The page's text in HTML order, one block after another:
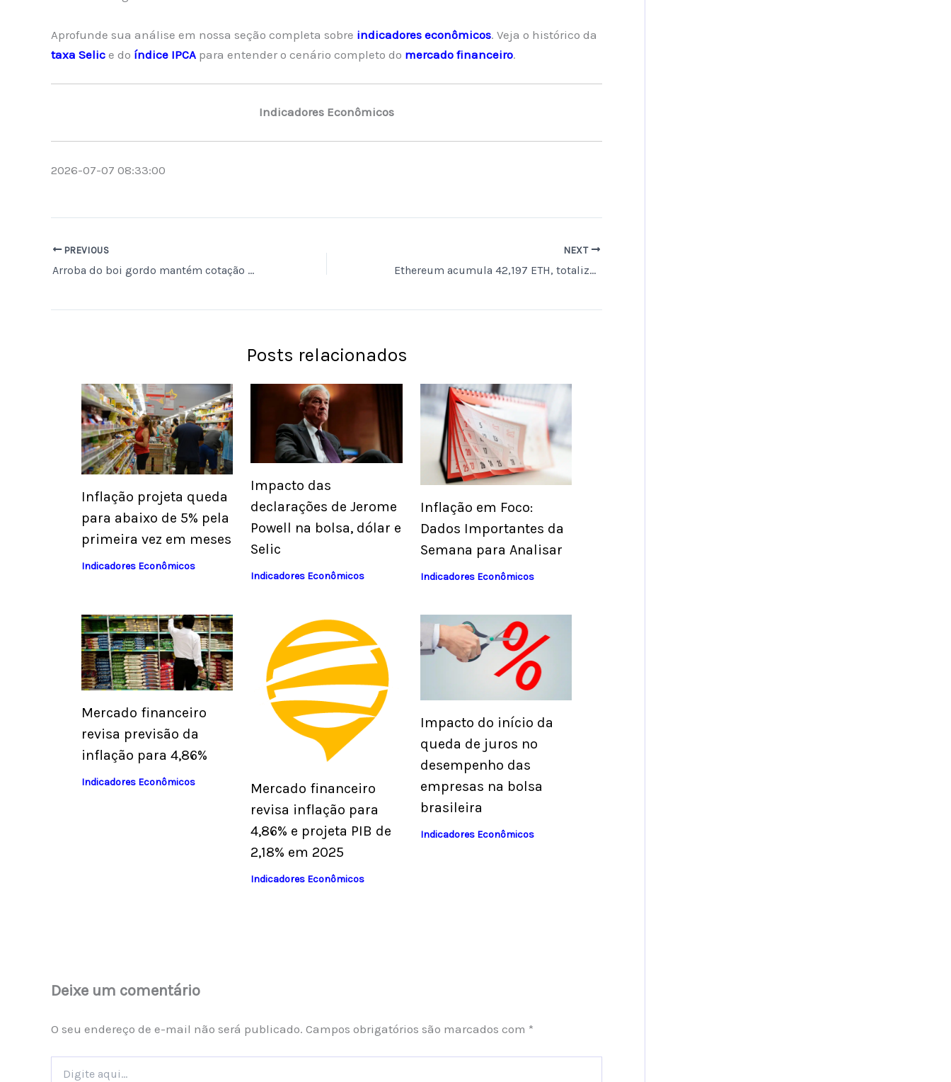
Aprofunde sua análise em nossa seção completa sobre indicadores econômicos. Veja o histórico da
taxa Selic e do índice IPCA para entender o cenário completo do mercado financeiro.
Indicadores Econômicos
2026-07-07 08:33:00
PREVIOUS
Arroba do boi gordo mantém cotação em R$ 325,50 em Campo Grande e R$ 324,50 em Dourados; queda de R$ 2,00 em Três Lagoas
NEXT
Ethereum acumula 42,197 ETH, totalizando 5.74 milhões ETH avaliados em aproximadamente US$ 10,3 bilhões.
Posts relacionados
Inflação projeta queda
para abaixo de 5% pela
primeira vez em meses
Indicadores Econômicos
Impacto das
declarações de Jerome
Powell na bolsa, dólar e
Selic
Indicadores Econômicos
Inflação em Foco:
Dados Importantes da
Semana para Analisar
Indicadores Econômicos
Mercado financeiro
revisa previsão da
inflação para 4,86%
Indicadores Econômicos
Mercado financeiro
revisa inflação para
4,86% e projeta PIB de
2,18% em 2025
Indicadores Econômicos
Impacto do início da
queda de juros no
desempenho das
empresas na bolsa
brasileira
Indicadores Econômicos
Deixe um comentário
O seu endereço de e-mail não será publicado. Campos obrigatórios são marcados com *
aqui...